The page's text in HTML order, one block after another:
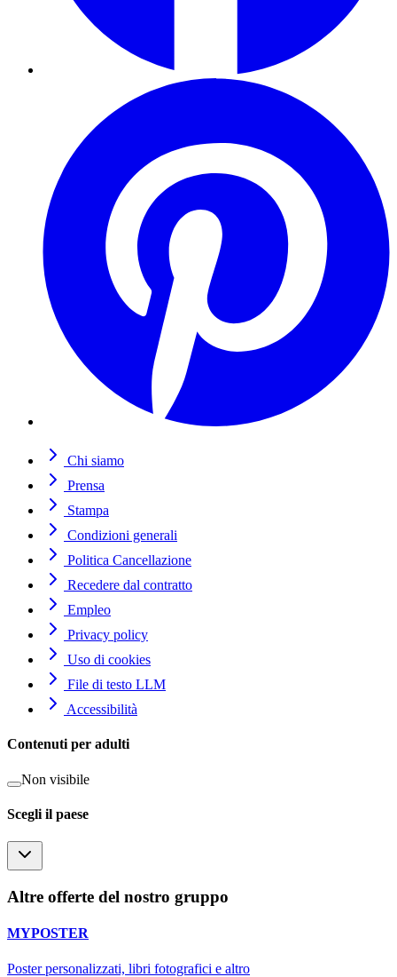
Chi siamo
Prensa
Stampa
Condizioni generali
Politica Cancellazione
Recedere dal contratto
Empleo
Privacy policy
Uso di cookies
File di testo LLM
Accessibilità
Contenuti per adulti
Non visibile
Scegli il paese
Altre offerte del nostro gruppo
MYPOSTER
Poster personalizzati, libri fotografici e altro